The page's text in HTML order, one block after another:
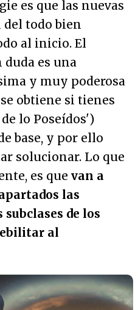
es que las nuevas
del todo bien
al inicio. El
duda es una
y muy poderosa
obtiene si tienes
lo Poseídos')
base, y por ello
solucionar. Lo que
es que van a
las
de los
al